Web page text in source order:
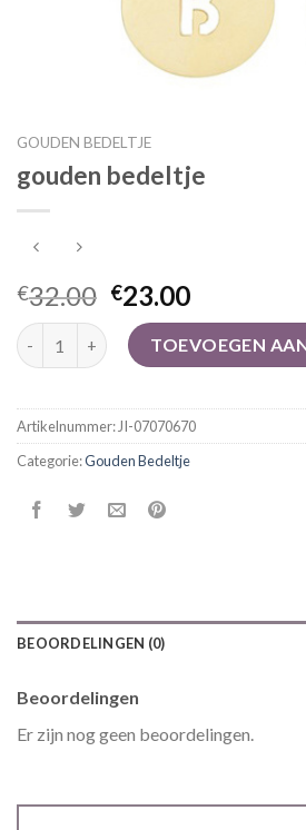
GOUDEN BEDELTJE
gouden bedeltje
€32.00 €23.00
gouden bedeltje aantalTOEVOEGEN
Artikelnummer:JI-07070670
Categorie:Gouden Bedeltje
BEOORDELINGEN (0)
Beoordelingen
Er zijn nog geen beoordelingen.